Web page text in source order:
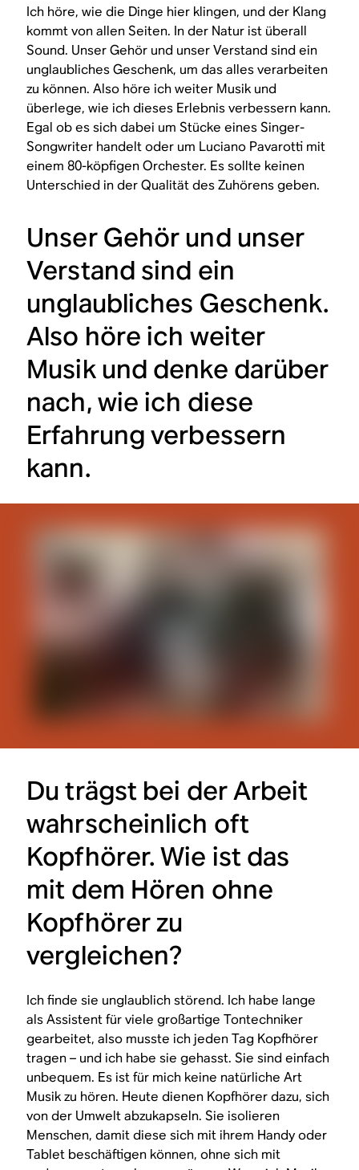
Ich höre, wie die Dinge hier klingen, und der Klang
kommt von allen Seiten. In der Natur ist überall
Sound. Unser Gehör und unser Verstand sind ein
unglaubliches Geschenk, um das alles verarbeiten
zu können. Also höre ich weiter Musik und
überlege, wie ich dieses Erlebnis verbessern kann.
Egal ob es sich dabei um Stücke eines Singer-
Songwriter handelt oder um Luciano Pavarotti mit
einem 80-köpfigen Orchester. Es sollte keinen
Unterschied in der Qualität des Zuhörens geben.
Unser Gehör und unser
Verstand sind ein
unglaubliches Geschenk.
Also höre ich weiter
Musik und denke darüber
nach, wie ich diese
Erfahrung verbessern
kann.
Du trägst bei der Arbeit
wahrscheinlich oft
Kopfhörer. Wie ist das
mit dem Hören ohne
Kopfhörer zu
vergleichen?
Ich finde sie unglaublich störend. Ich habe lange
als Assistent für viele großartige Tontechniker
gearbeitet, also musste ich jeden Tag Kopfhörer
tragen – und ich habe sie gehasst. Sie sind einfach
unbequem. Es ist für mich keine natürliche Art
Musik zu hören. Heute dienen Kopfhörer dazu, sich
von der Umwelt abzukapseln. Sie isolieren
Menschen, damit diese sich mit ihrem Handy oder
Tablet beschäftigen können, ohne sich mit